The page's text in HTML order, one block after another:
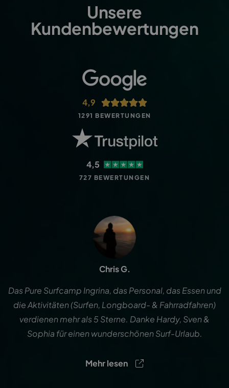
Unsere
Kundenbewertungen
4,9
1291 BEWERTUNGEN
4,5
727 BEWERTUNGEN
Chris G.
Das Pure Surfcamp Ingrina, das Personal, das Essen und
die Aktivitäten (Surfen, Longboard- & Fahrradfahren)
verdienen mehr als 5 Sterne. Danke Hardy, Sven &
Sophia für einen wunderschönen Surf-Urlaub.
Mehr lesen